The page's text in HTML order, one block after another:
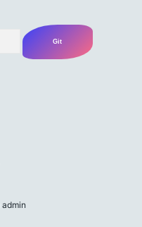
admin